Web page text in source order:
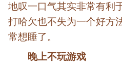
地叹一口气其实非常有利
打哈欠也不失为一个好方
常想睡了。
晚上不玩游戏